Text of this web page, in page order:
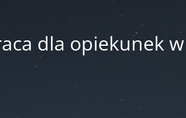
dla opiekunek